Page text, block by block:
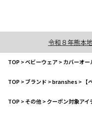
令和８年熊本
TOP>ベビーウェア>カバーオー
TOP>ブランド >branshes>
TOP>その他>クーポン対象アイ